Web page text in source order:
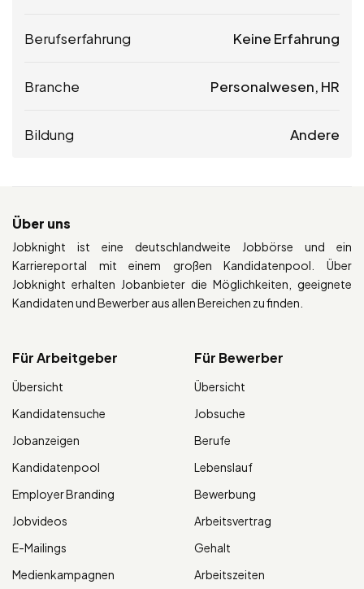
Berufserfahrung Keine Erfahrung
Branche Personalwesen, HR
Bildung Andere
Über uns
Jobknight ist eine deutschlandweite Jobbörse und ein
Karriereportal mit einem großen Kandidatenpool. Über
Jobknight erhalten Jobanbieter die Möglichkeiten, geeignete
Kandidaten und Bewerber aus allen Bereichen zu finden.
Für Arbeitgeber
Übersicht
Kandidatensuche
Jobanzeigen
Kandidatenpool
Employer Branding
Jobvideos
E-Mailings
Medienkampagnen
Für Bewerber
Übersicht
Jobsuche
Berufe
Lebenslauf
Bewerbung
Arbeitsvertrag
Gehalt
Arbeitszeiten